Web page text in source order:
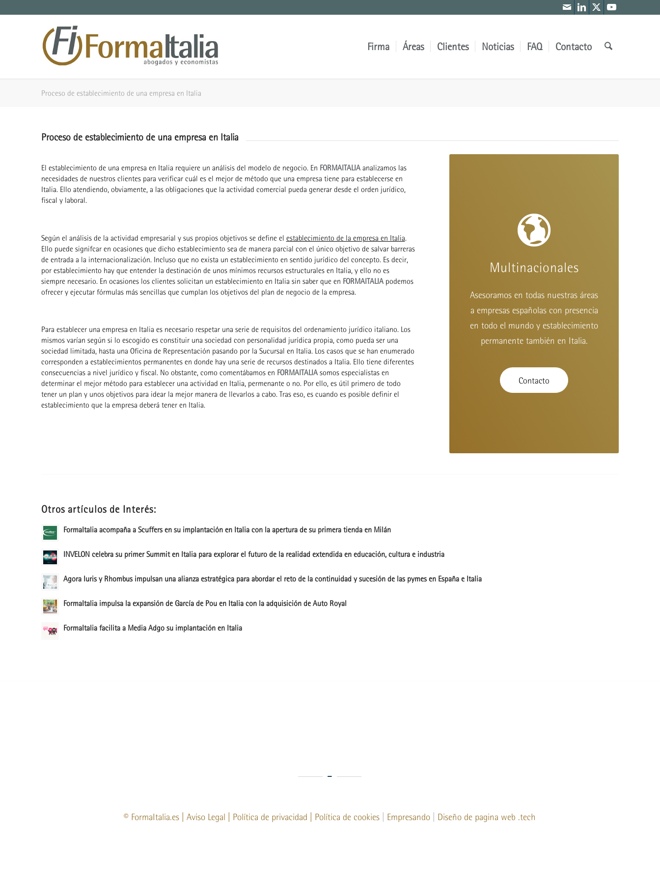
Firma Áreas Clientes Noticias FAQ Contacto
Proceso de establecimiento de una empresa en Italia
Proceso de establecimiento de una empresa en Italia
El establecimiento de una empresa en Italia requiere un análisis del modelo de negocio. En FORMAITALIAanalizamos las
necesidades de nuestros clientes para verificar cuál es el mejor de método que una empresa tiene para establecerse en
Italia. Ello atendiendo, obviamente, a las obligaciones que la actividad comercial pueda generar desde el orden jurídico,
fiscal y laboral.
Según el análisis de la actividad empresarial y sus propios objetivos se define el establecimiento de la empresa en Italia
Ello puede signifcar en ocasiones que dicho establecimiento sea de manera parcial con el único objetivo de salvar barreras
de entrada a la internacionalización. Incluso que no exista un establecimiento en sentido jurídico del concepto. Es decir,
por establecimiento hay que entender la destinación de unos mínimos recursos estructurales en Italia, y ello no es
siempre necesario. En ocasiones los clientes solicitan un establecimiento en Italia sin saber que en FORMAITALIApodemos
ofrecer y ejecutar fórmulas más sencillas que cumplan los objetivos del plan de negocio de la empresa.
Para establecer una empresa en Italia es necesario respetar una serie de requisitos del ordenamiento jurídico italiano. Los
mismos varían según si lo escogido es constituir una sociedad con personalidad jurídica propia, como pueda ser una
sociedad limitada, hasta una Oficina de Representación pasando por la Sucursal en Italia. Los casos que se han enumerado
corresponden a establecimientos permanentes en donde hay una serie de recursos destinados a Italia. Ello tiene diferentes
consecuencias a nivel jurídico y fiscal. No obstante, como comentábamos en FORMAITALIAsomos especialistas en
determinar el mejor método para establecer una actividad en Italia, permenante o no. Por ello, es útil primero de todo
tener un plan y unos objetivos para idear la mejor manera de llevarlos a cabo. Tras eso, es cuando es posible definir el
establecimiento que la empresa deberá tener en Italia.
Multinacionales
Asesoramos en todas nuestras áreas
a empresas españolas con presencia
en todo el mundo y establecimiento
permanente también en Italia.
Contacto
Otros artículos de Interés:
FormaItalia acompaña a Scuffers en su implantación en Italia con la apertura de su primera tienda en Milán
INVELON celebra su primer Summit en Italia para explorar el futuro de la realidad extendida en educación, cultura e industria
Agora Iuris y Rhombus impulsan una alianza estratégica para abordar el reto de la continuidad y sucesión de las pymes en España e Italia
FormaItalia impulsa la expansión de García de Pou en Italia con la adquisición de Auto Royal
FormaItalia facilita a Media Adgo su implantación en Italia
© FormaItalia.es Aviso Legal Política de privacidad Política de cookies Empresando Diseño de pagina web .tech